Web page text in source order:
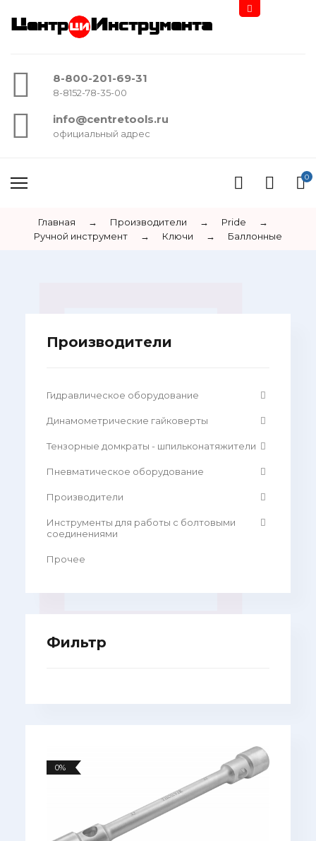
Центр Инструмента
8-800-201-69-31
8-8152-78-35-00
info@centretools.ru
официальный адрес
0
Главная → Производители → Pride
→
Ручной инструмент
→ Ключи → Баллонные
Производители
Гидравлическое оборудование
Динамометрические гайковерты
Тензорные домкраты - шпильконатяжители
Пневматическое оборудование
Производители
Инструменты для работы с болтовыми
соединениями
Прочее
Фильтр
0%